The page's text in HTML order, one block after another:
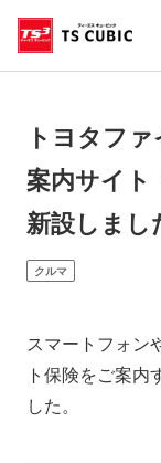
トヨタフ
案内サイト
新設しまし
クルマ
スマートフォン
ト保険をご案内
した。